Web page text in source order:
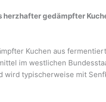
herzhafter gedämpfter
Kuchen aus
im westlichen
wird typischerweise mit